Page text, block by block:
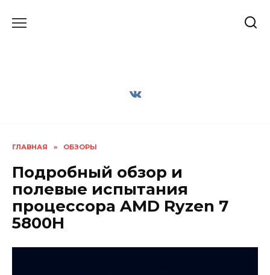
ГЛАВНАЯ » ОБЗОРЫ
Подробный обзор и
полевые испытания
процессора AMD Ryzen 7
5800H